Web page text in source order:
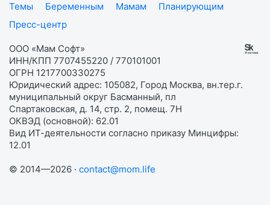
Темы
Беременным Мамам
Планирующим
Пресс-центр
ООО «Мам Софт»
ИНН/КПП 7707455220 / 770101001
ОГРН 1217700330275
Юридический адрес: 105082, Город Москва, вн.тер.г.
муниципальный округ Басманный, пл
Спартаковская, д. 14, стр. 2, помещ. 7Н
ОКВЭД (основной): 62.01
Вид ИТ-деятельности согласно приказу Минцифры:
12.01
© 2014—2026 · contact@mom.life